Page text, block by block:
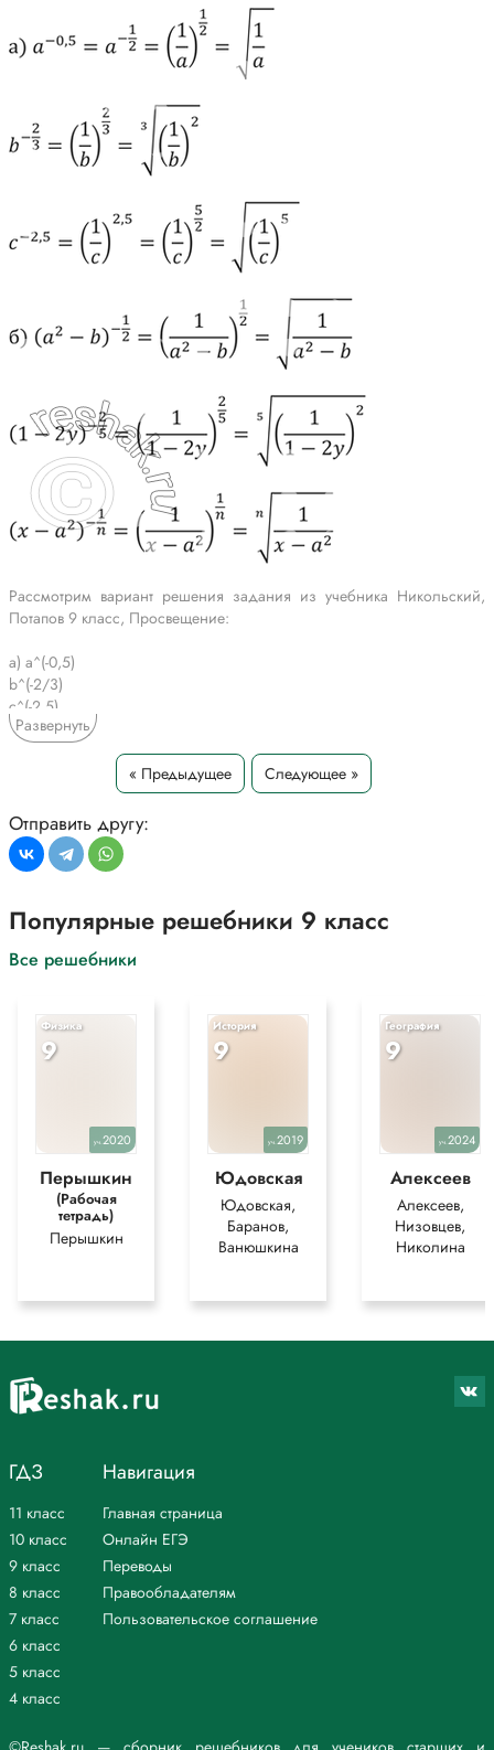
Рассмотрим вариант решения задания из учебника Никольский,
Потапов 9 класс, Просвещение:
а) a^(-0,5)
b^(-2/3)
c^(-2,5)
б) (a^2-b)^(-1/2)
для более полного понимания решения.
Развернуть
« Предыдущее Следующее »
Отправить другу:
Популярные решебники 9 класс
Все решебники
Физика
9
уч. 2020
Перышкин
(Рабочая
тетрадь)
Перышкин
История
9
уч.2019
Юдовская
Юдовская,
Баранов,
Ванюшкина
География
9
уч.2024
Алексеев
Алексеев,
Низовцев,
Николина
ГДЗ
11 класс
10 класс
9 класс
8 класс
7 класс
6 класс
5 класс
4 класс
Навигация
Главная страница
Онлайн ЕГЭ
Переводы
Правообладателям
Пользовательское соглашение